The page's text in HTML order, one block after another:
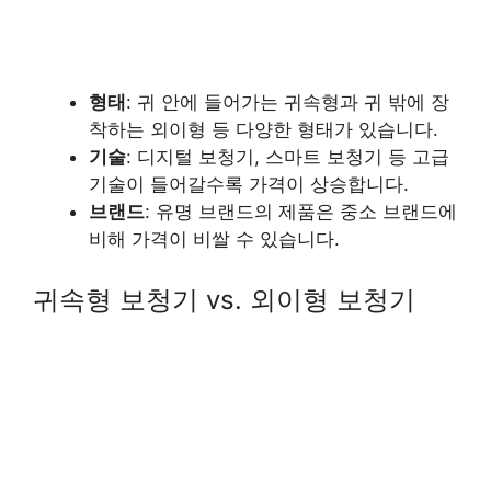
형태: 귀 안에 들어가는 귀속형과 귀 밖에 장
착하는 외이형 등 다양한 형태가 있습니다.
기술: 디지털 보청기, 스마트 보청기 등 고급
기술이 들어갈수록 가격이 상승합니다.
브랜드: 유명 브랜드의 제품은 중소 브랜드에
비해 가격이 비쌀 수 있습니다.
귀속형 보청기 vs. 외이형 보청기